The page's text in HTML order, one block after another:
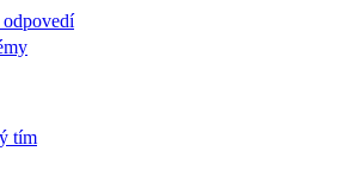
odpovedí
tím